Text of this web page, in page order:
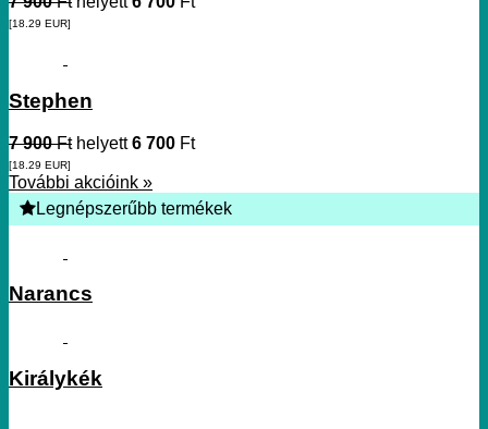
[18.29 EUR]
Stephen
7 900 Fthelyett6 700 Ft
[18.29 EUR]
További akcióink »
Legnépszerűbb termékek
Narancs
Királykék